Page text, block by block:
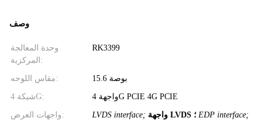
وصف
وحدة المعالجة
المركزية:
RK3399
مقاس اللوحه: 15.6 بوصة
شبكة 4G: واجهة 4G PCIE 4G PCIE
واجهات العرض: LVDS interface; واجهة LVDS ؛ EDP interface;